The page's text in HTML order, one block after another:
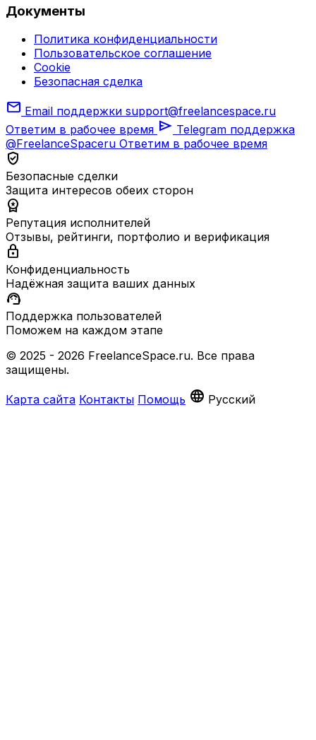
Документы
Политика конфиденциальности
Пользовательское соглашение
Cookie
Безопасная сделка
mail Email поддержки support@freelancespace.ru
Ответим в рабочее время send Telegram поддержка
@FreelanceSpaceru Ответим в рабочее время
verified_user
Безопасные сделки
Защита интересов обеих сторон
workspace_premium
Репутация исполнителей
Отзывы, рейтинги, портфолио и верификация
lock
Конфиденциальность
Надёжная защита ваших данных
support_agent
Поддержка пользователей
Поможем на каждом этапе
© 2025 - 2026 FreelanceSpace.ru. Все права
защищены.
Карта сайта Контакты Помощь language Русский